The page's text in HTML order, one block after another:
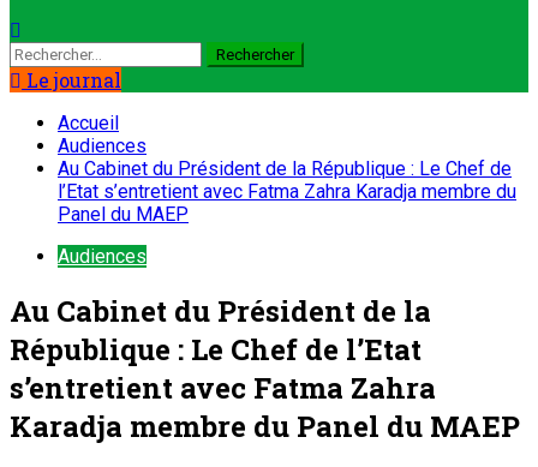
Le journal
Accueil
Audiences
Au Cabinet du Président de la République : Le Chef de
l’Etat s’entretient avec Fatma Zahra Karadja membre du
Panel du MAEP
Audiences
Au Cabinet du Président de la
République : Le Chef de l’Etat
s’entretient avec Fatma Zahra
Karadja membre du Panel du MAEP